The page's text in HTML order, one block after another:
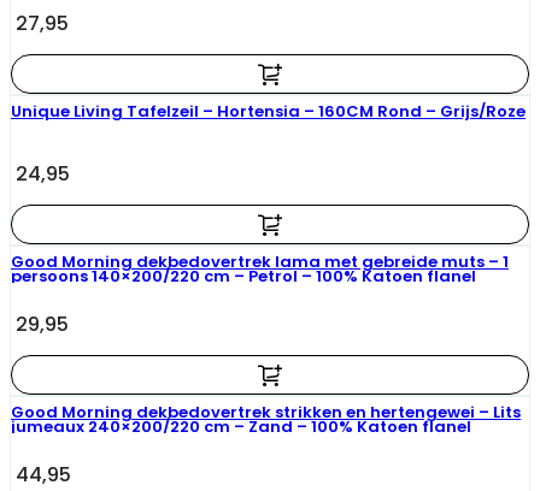
27,95
Unique Living Tafelzeil – Hortensia – 160CM Rond – Grijs/Roze
24,95
Good Morning dekbedovertrek lama met gebreide muts – 1
persoons 140×200/220 cm – Petrol – 100% Katoen flanel
29,95
Good Morning dekbedovertrek strikken en hertengewei – Lits
jumeaux 240×200/220 cm – Zand – 100% Katoen flanel
44,95